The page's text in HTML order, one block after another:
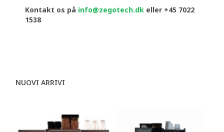
Kontakt os på info@zegotech.dk eller +45 7022
1538
NUOVI ARRIVI